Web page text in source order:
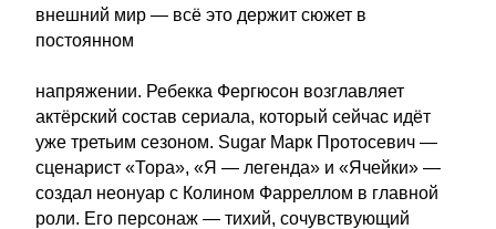
внешний мир — всё это держит сюжет в
постоянном
напряжении. Ребекка Фергюсон возглавляет
актёрский состав сериала, который сейчас идёт
уже третьим сезоном. Sugar Марк Протосевич —
сценарист «Тора», «Я — легенда» и «Ячейки» —
создал неонуар с Колином Фарреллом в главной
роли. Его персонаж — тихий, сочувствующий